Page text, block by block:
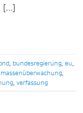
[…]
, bundesregierung, eu,
massenüberwachung,
, verfassung